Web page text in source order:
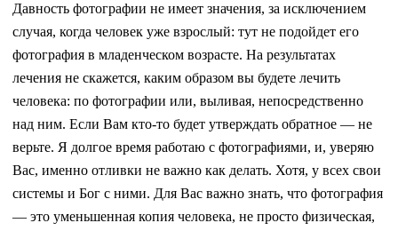
Давность фотографии не имеет значения, за исключением
случая, когда человек уже взрослый: тут не подойдет его
фотография в младенческом возрасте. На результатах
лечения не скажется, каким образом вы будете лечить
человека: по фотографии или, выливая, непосредственно
над ним. Если Вам кто-то будет утверждать обратное — не
верьте. Я долгое время работаю с фотографиями, и, уверяю
Вас, именно отливки не важно как делать. Хотя, у всех свои
системы и Бог с ними. Для Вас важно знать, что фотография
— это уменьшенная копия человека, не просто физическая,